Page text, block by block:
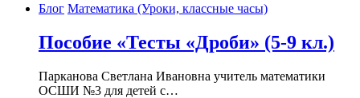
Блог Математика (Уроки, классные часы)
Пособие «Тесты «Дроби» (5-9 кл.)
Парканова Светлана Ивановна учитель математики
ОСШИ №3 для детей с…